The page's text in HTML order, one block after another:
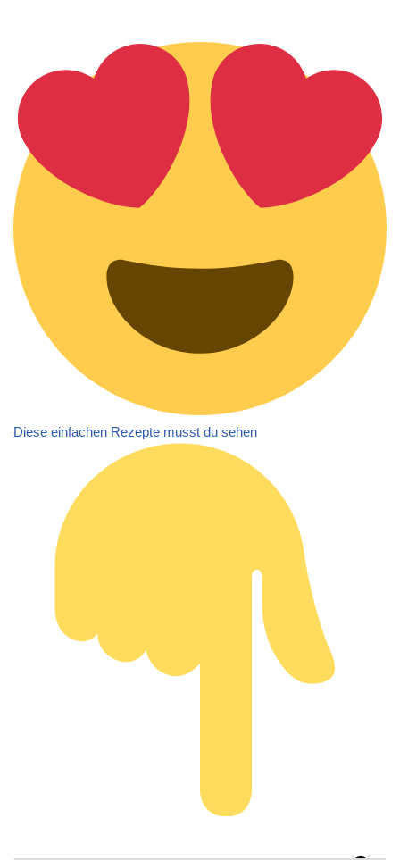
Diese einfachen Rezepte musst du sehen